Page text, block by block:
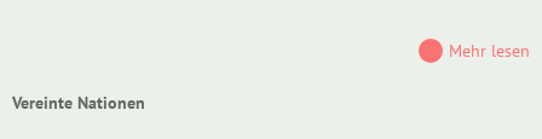
Mehr lesen
Vereinte Nationen